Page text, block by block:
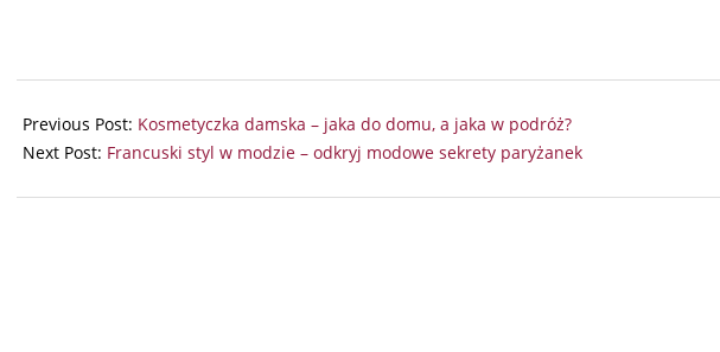
07-
30
Previous Post: Kosmetyczka damska – jaka do domu, a jaka w podróż?
Next Post: Francuski styl w modzie – odkryj modowe sekrety paryżanek